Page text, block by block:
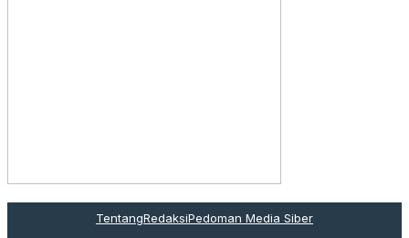
TentangRedaksiPedoman Media Siber